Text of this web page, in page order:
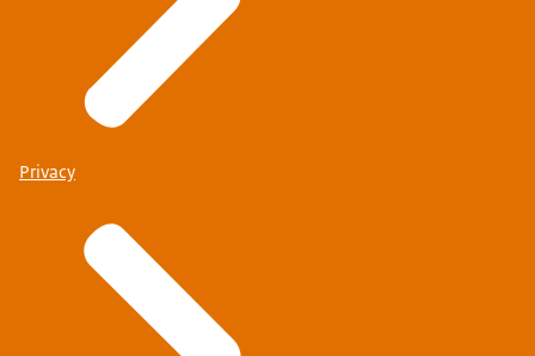
Privacy